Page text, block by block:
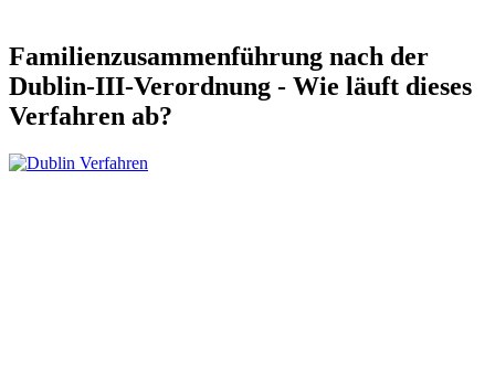
Familienzusammenführung nach der
Dublin-III-Verordnung - Wie läuft dieses
Verfahren ab?